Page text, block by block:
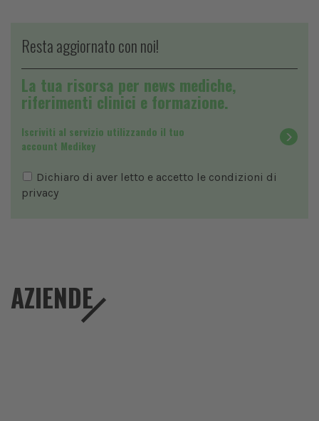
Resta aggiornato con noi!
La tua risorsa per news mediche,
riferimenti clinici e formazione.
Iscriviti al servizio utilizzando il tuo
account Medikey
Dichiaro di aver letto e accetto le condizioni di
privacy
AZIENDE